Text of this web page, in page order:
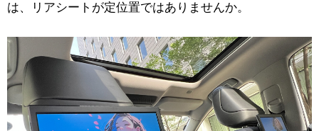
は、リアシートが定位置ではありませんか。